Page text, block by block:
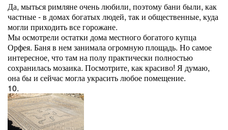
Да, мыться римляне очень любили, поэтому бани были, как
частные - в домах богатых людей, так и общественные, куда
могли приходить все горожане.
Мы осмотрели остатки дома местного богатого купца
Орфея. Баня в нем занимала огромную площадь. Но самое
интересное, что там на полу практически полностью
сохранилась мозаика. Посмотрите, как красиво! Я думаю,
она бы и сейчас могла украсить любое помещение.
10.